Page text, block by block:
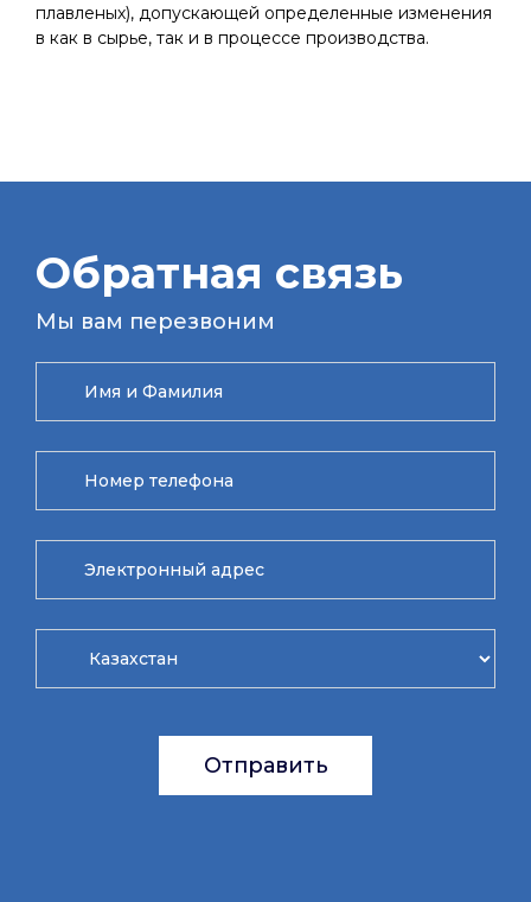
плавленых), допускающей определенные изменения
в как в сырье, так и в процессе производства.
Обратная связь
Мы вам перезвоним
Отправить